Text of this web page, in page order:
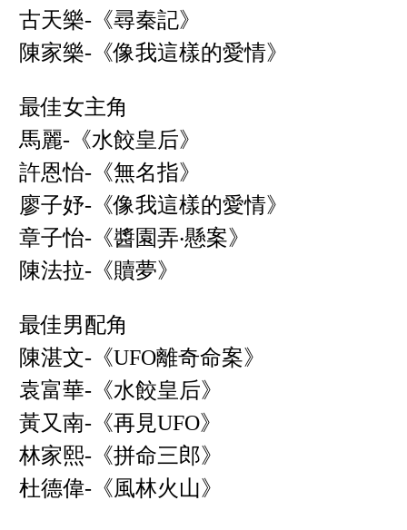
古天樂-《尋秦記》
陳家樂-《像我這樣的愛情》
最佳女主角
馬麗-《水餃皇后》
許恩怡-《無名指》
廖子妤-《像我這樣的愛情》
章子怡-《醬園弄‧懸案》
陳法拉-《贖夢》
最佳男配角
陳湛文-《UFO離奇命案》
袁富華-《水餃皇后》
黃又南-《再見UFO》
林家熙-《拼命三郎》
杜德偉-《風林火山》